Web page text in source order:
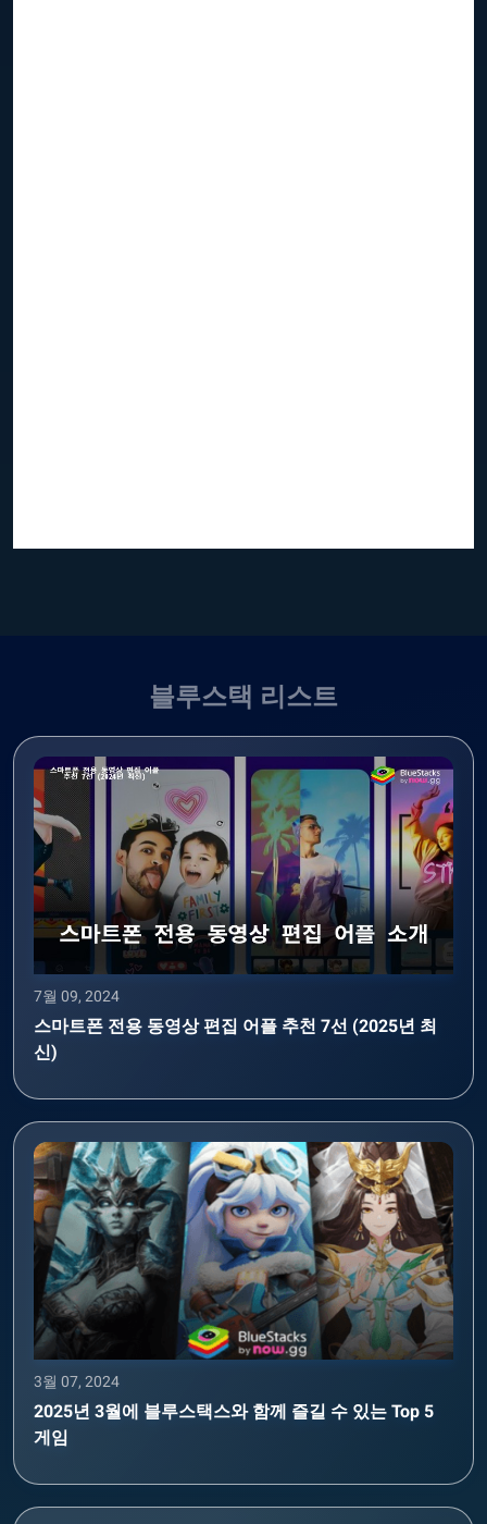
블루스택 리스트
7월 09, 2024
스마트폰 전용 동영상 편집 어플 추천 7선 (2025년 최
신)
3월 07, 2024
2025년 3월에 블루스택스와 함께 즐길 수 있는 Top 5
게임